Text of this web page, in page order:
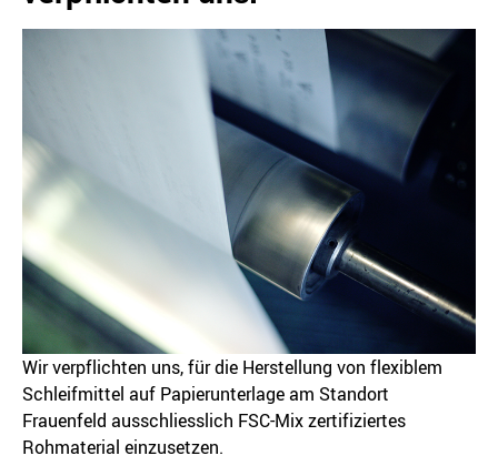
Wir verpflichten uns, für die Herstellung von flexiblem
Schleifmittel auf Papierunterlage am Standort
Frauenfeld ausschliesslich FSC-Mix zertifiziertes
Rohmaterial einzusetzen.